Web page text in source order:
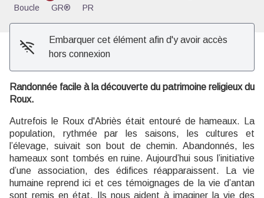
Boucle
GR® PR
Embarquer cet élément afin d'y avoir accès
hors connexion
Randonnée facile à la découverte du patrimoine religieux du
Roux.
Autrefois le Roux d'Abriès était entouré de hameaux. La
population, rythmée par les saisons, les cultures et
l’élevage, suivait son bout de chemin. Abandonnés, les
hameaux sont tombés en ruine. Aujourd’hui sous l’initiative
d’une association, des édifices réapparaissent. La vie
humaine reprend ici et ces témoignages de la vie d’antan
sont remis en état. Ils nous aident à imaginer la vie des